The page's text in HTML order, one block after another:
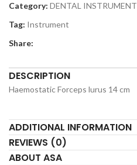
Category: DENTAL INSTRUMENT
Tag: Instrument
Share:
DESCRIPTION
Haemostatic Forceps lurus 14 cm
ADDITIONAL INFORMATION
REVIEWS (0)
ABOUT ASA